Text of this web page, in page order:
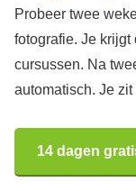
Probeer twee
fotografie. Je krijgt
cursussen. Na
automatisch. Je
14 dagen